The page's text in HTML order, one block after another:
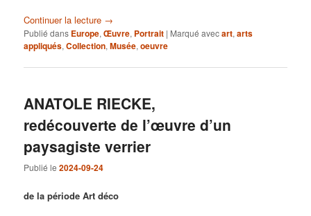
Continuer la lecture →
Publié dans Europe,Œuvre, Portrait | Marqué avecart,arts
appliqués,Collection,Musée,oeuvre
ANATOLE RIECKE,
redécouverte de l’œuvre d’un
paysagiste verrier
Publié le2024-09-24
de la période Art déco